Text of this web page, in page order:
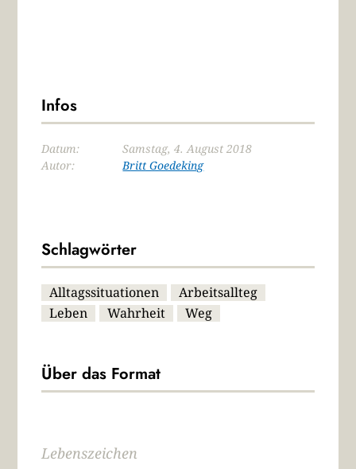
Infos
Datum:
Samstag, 4. August 2018
Autor:
Britt Goedeking
Schlagwörter
Alltagssituationen
Arbeitsallteg
Leben
Wahrheit Weg
Über das Format
Lebenszeichen